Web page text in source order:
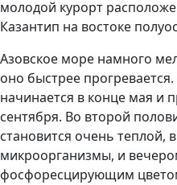
молодой курорт
Казантип на востоке
Азовское море намного
оно быстрее
начинается в конце мая и
сентября. Во второй
становится очень теплой,
микроорганизмы, и
фосфоресцирующим